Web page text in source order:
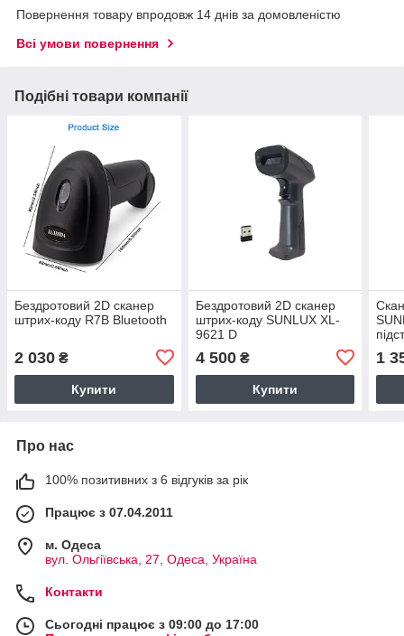
Повернення товару впродовж 14 днів за домовленістю
Всі умови повернення
Подібні товари компанії
Бездротовий 2D сканер
штрих-коду R7B Bluetooth
2 030 ₴
Купити
Бездротовий 2D сканер
штрих-коду SUNLUX XL-
9621 D
4 500₴
Купити
1
Про нас
100% позитивних з 6 відгуків за рік
Працює з 07.04.2011
м. Одеса
вул. Ольгіївська, 27, Одеса, Україна
Контакти
Сьогодні працює з 09:00 до 17:00